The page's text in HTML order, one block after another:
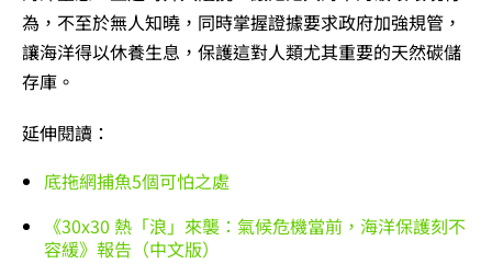
為，不至於無人知曉，同時掌握證據要求政府加強規管，
讓海洋得以休養生息，保護這對人類尤其重要的天然碳儲
存庫。
延伸閱讀：
底拖網捕魚5個可怕之處
《30x30 熱「浪」來襲：氣候危機當前，海洋保護刻不
容緩》報告（中文版）